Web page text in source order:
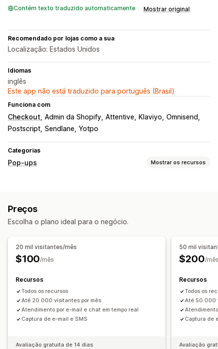
Contém texto traduzido automaticamente Mostrar original
Recomendado por lojas como a sua
Localização: Estados Unidos
Idiomas
inglês
Este app não está traduzido para português (Brasil)
Funciona com
Checkout Admin da Shopify Attentive Klaviyo Omnisend
Postscript Sendlane Yotpo
Categorias
Pop-ups Mostrar os recursos
Pop-ups de SMS
Descontos Recompensas Girar a roda
Jogos
Pesquisas Quizzes
Pop-ups de avaliação
Gerenciamento de pop-ups
Ferramenta de edição
Código personalizado
Fontes personalizadas
Tradução
Localização
Lista de captura de e-mails
Acionadores e regras Automações
Preços
Escolha o plano ideal para o negócio.
20 mil visitantes/mês
$100/mês
Recursos
Todos os recursos
Até 20.000 visitantes por mês
Atendimento por e-mail e chat em tempo real
Captura de e-mail e SMS
Avaliação gratuita de 14 dias
50 mil
$200/
Recursos
Todos os
Até 50.000
Captura de
Avaliação